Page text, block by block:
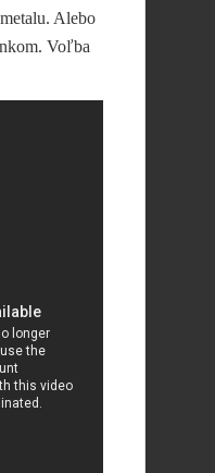
Alebo
Voľba